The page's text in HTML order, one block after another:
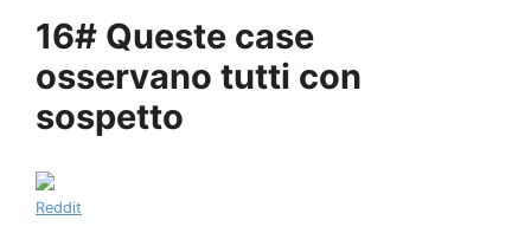
16# Queste case
osservano tutti con
sospetto
Reddit